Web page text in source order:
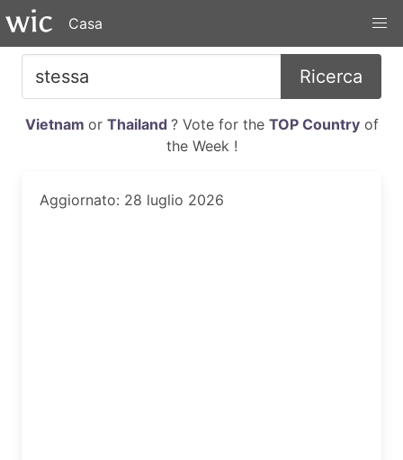
Casa
Ricerca
Vietnam or Thailand ? Vote for the TOP Countryof
the Week !
Aggiornato: 28 luglio 2026